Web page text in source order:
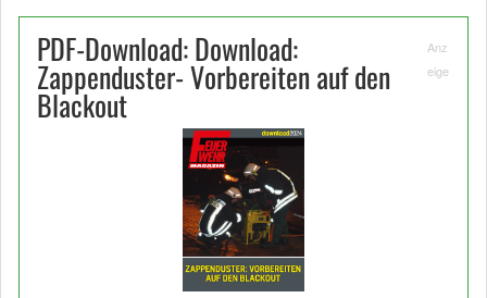
PDF-Download: Download:
Zappenduster- Vorbereiten auf den
Blackout
Anz
eige